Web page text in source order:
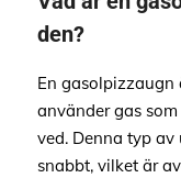
den?
En gasolpizzaugn
använder gas
ved. Denna typ
snabbt, vilket är